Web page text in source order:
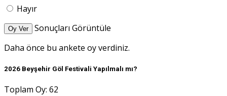
Hayır
Oy Ver
Sonuçları Görüntüle
Daha önce bu ankete oy verdiniz.
2026 Beyşehir Göl Festivali Yapılmalı mı?
Toplam Oy: 62